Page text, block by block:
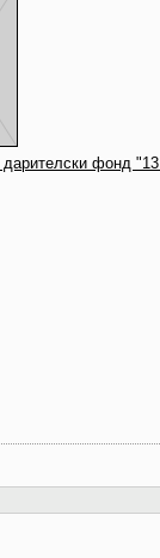
дарителски фонд